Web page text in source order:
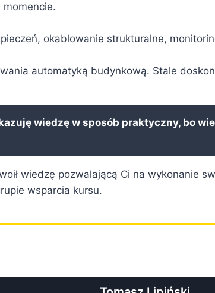
okablowanie strukturalne,
automatyką budynkową. Stale
wiedzę w sposób praktyczny, bo
wiedzę pozwalającą Ci na wykonanie
wsparcia kursu.